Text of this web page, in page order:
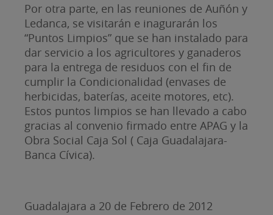
Por otra parte, en las reuniones de Auñón y
Ledanca, se visitarán e inagurarán los
“Puntos Limpios” que se han instalado para
dar servicio a los agricultores y ganaderos
para la entrega de residuos con el fin de
cumplir la Condicionalidad (envases de
herbicidas, baterías, aceite motores, etc).
Estos puntos limpios se han llevado a cabo
gracias al convenio firmado entre APAG y la
Obra Social Caja Sol ( Caja Guadalajara-
Banca Cívica).
Guadalajara a 20 de Febrero de 2012